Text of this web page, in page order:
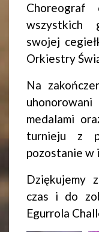
Choreograf
wszystkich
swojej
Orkiestry
Na
medalami
turnieju z
pozostanie w
Dziękujemy
czas i do
Egurrola